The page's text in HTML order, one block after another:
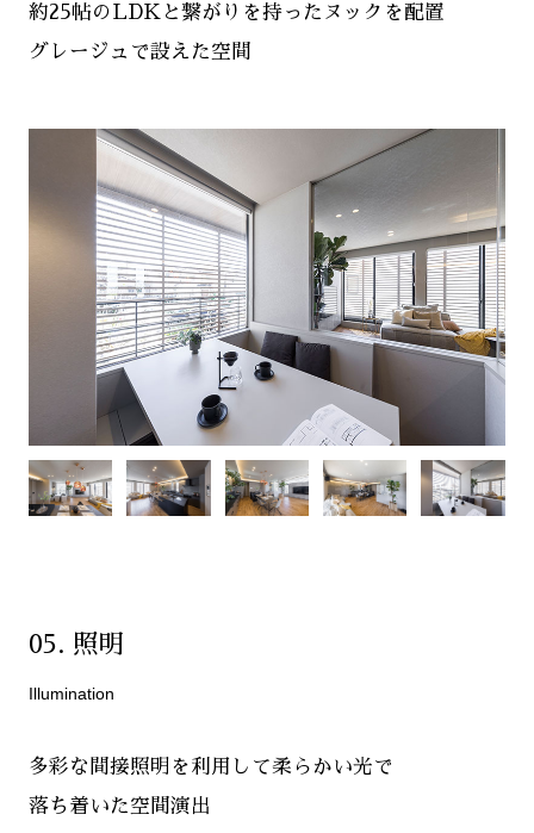
約25帖のLDKと繋がりを持ったヌックを配置
グレージュで設えた空間
05. 照明
Illumination
多彩な間接照明を利用して柔らかい光で
落ち着いた空間演出